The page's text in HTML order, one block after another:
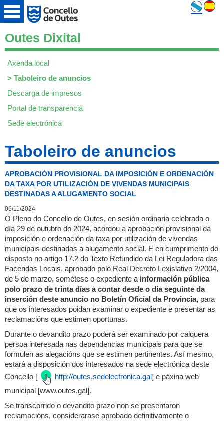
Outes Dixital
Axenda local
> Taboleiro de anuncios
Descarga de impresos
Portal de transparencia
Sede electrónica
Taboleiro de anuncios
APROBACIÓN PROVISIONAL DA IMPOSICIÓN E ORDENACIÓN
DA TAXA POR UTILIZACIÓN DE VIVENDAS MUNICIPAIS
DESTINADAS A ALUGAMENTO SOCIAL
06/11/2024
O Pleno do Concello de Outes, en sesión ordinaria celebrada o
día 29 de outubro do 2024, acordou a aprobación provisional da
imposición e ordenación da taxa por utilización de vivendas
municipais destinadas a alugamento social. E en cumprimento do
disposto no artigo 17.2 do Texto Refundido da Lei Reguladora das
Facendas Locais, aprobado polo Real Decreto Lexislativo 2/2004,
de 5 de marzo, sométese o expediente a información pública
polo prazo de trinta días a contar desde o día seguinte da
inserción deste anuncio no Boletín Oficial da Provincia, para
que os interesados poidan examinar o expediente e presentar as
reclamacións que estimen oportunas.
Durante o devandito prazo poderá ser examinado por calquera
persoa interesada nas dependencias municipais para que se
formulen as alegacións que se estimen pertinentes. Así mesmo,
estará a disposición dos interesados na sede electrónica deste
Concello [
http://outes.sedelectronica.gal] e páxina web
municipal [www.outes.gal].
Se transcorrido o devandito prazo non se presentaron
reclamacións, considerarase aprobado definitivamente o